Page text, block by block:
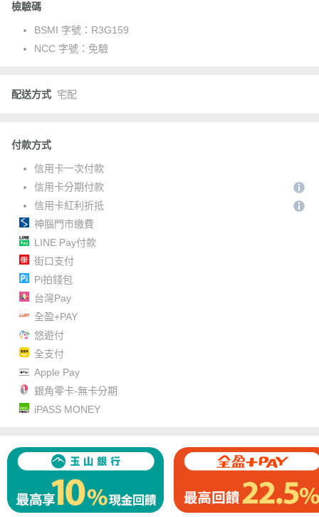
檢驗碼
BSMI 字號： R3G159
NCC 字號： 免驗
配送方式 宅配
付款方式
信用卡一次付款
信用卡分期付款
信用卡紅利折抵
神腦門市繳費
LINE Pay付款
街口支付
Pi拍錢包
台灣Pay
全盈+PAY
悠遊付
全支付
Apple Pay
銀角零卡-無卡分期
iPASS MONEY